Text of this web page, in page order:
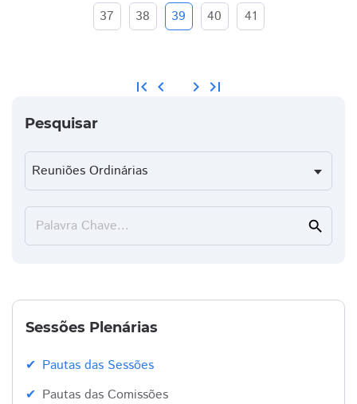
first_page chevron_left
37 38 39 40 41
chevron_right last_page
Pesquisar
Palavra Chave... search
Sessões Plenárias
Pautas das Sessões
Pautas das Comissões